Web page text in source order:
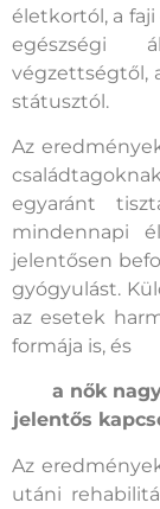
életkortól, a
egészségi
végzettségtől,
státusztól.
Az
egyaránt
mindennapi
jelentősen
gyógyulást.
az esetek
formája is, és
a nők
jelentős
Az
utáni